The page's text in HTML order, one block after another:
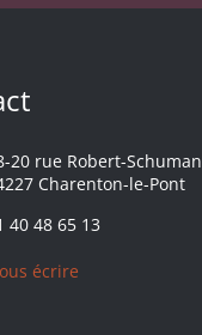
20 rue Robert-Schuman
Charenton-le-Pont
40 48 65 13
écrire